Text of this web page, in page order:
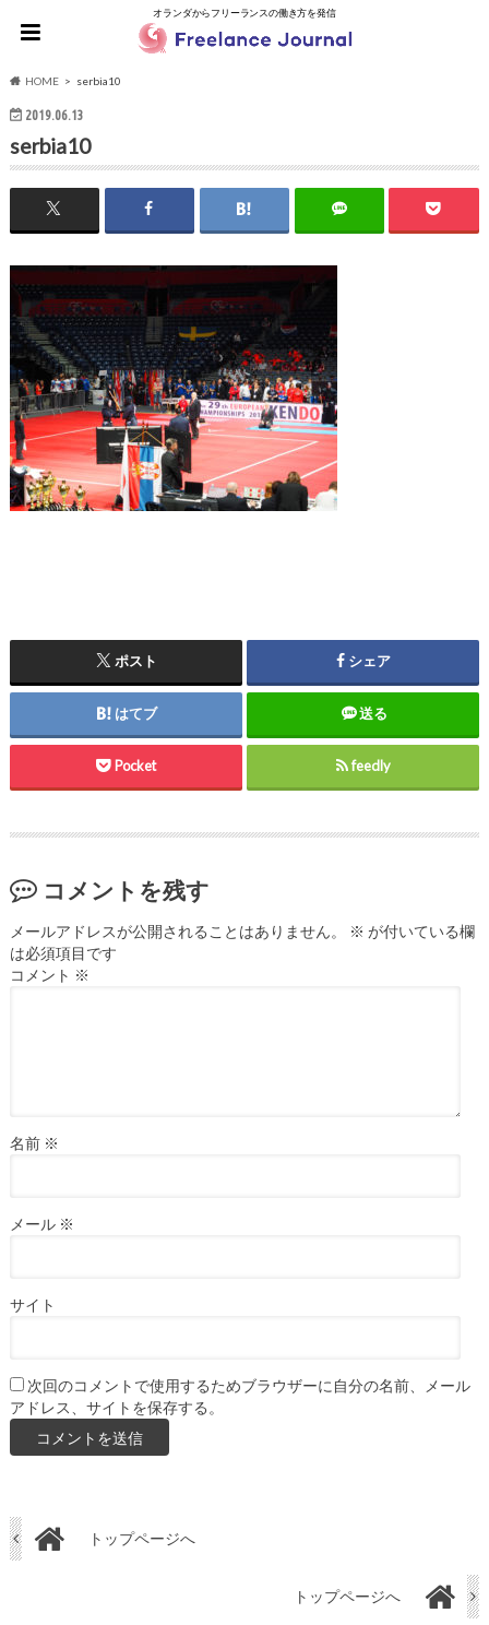
オランダからフリーランスの働き方を発信
HOME serbia10
2019.06.13
serbia10
ポスト シェア
はてブ 送る
Pocket feedly
コメントを残す
メールアドレスが公開されることはありません。 ※ が付いている欄
は必須項目です
コメント ※
名前 ※
メール ※
サイト
次回のコメントで使用するためブラウザーに自分の名前、メール
アドレス、サイトを保存する。
トップページへ
トップページへ